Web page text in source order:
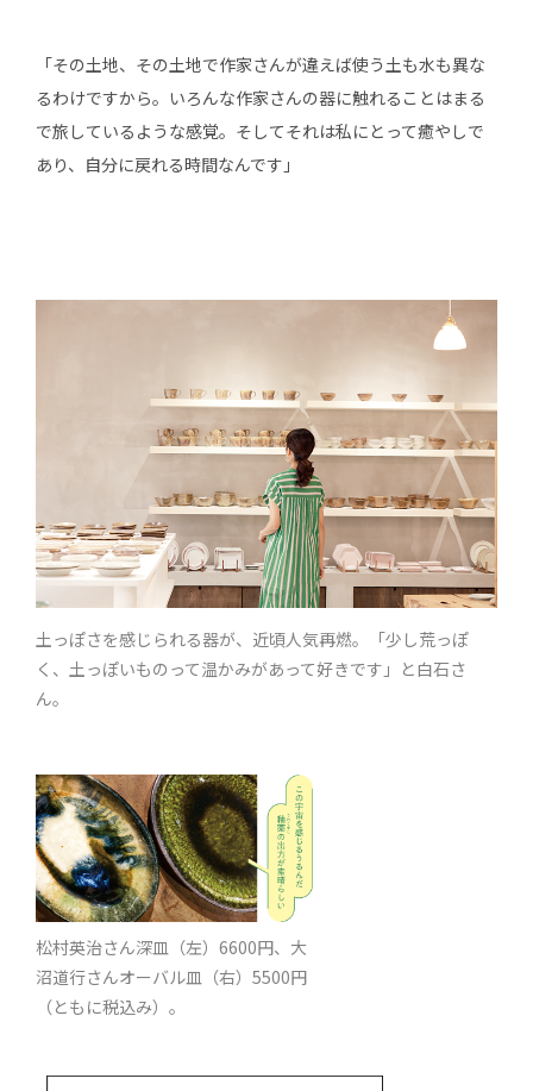
「その土地、その土地で作家さんが違えば使う土も水も異な
るわけですから。いろんな作家さんの器に触れることはまる
で旅しているような感覚。そしてそれは私にとって癒やしで
あり、自分に戻れる時間なんです」
土っぽさを感じられる器が、近頃人気再燃。「少し荒っぽ
く、土っぽいものって温かみがあって好きです」と白石さ
ん。
松村英治さん深皿（左）6600円、大
沼道行さんオーバル皿（右）5500円
（ともに税込み）。